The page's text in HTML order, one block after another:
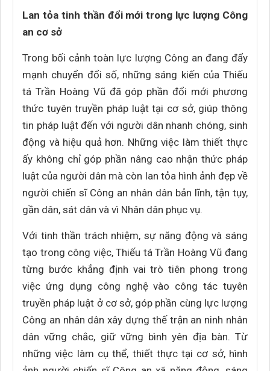
Lan tỏa tinh thần đổi mới trong lực lượng Công
an cơ sở
Trong bối cảnh toàn lực lượng Công an đang đẩy
mạnh chuyển đổi số, những sáng kiến của Thiếu
tá Trần Hoàng Vũ đã góp phần đổi mới phương
thức tuyên truyền pháp luật tại cơ sở, giúp thông
tin pháp luật đến với người dân nhanh chóng, sinh
động và hiệu quả hơn. Những việc làm thiết thực
ấy không chỉ góp phần nâng cao nhận thức pháp
luật của người dân mà còn lan tỏa hình ảnh đẹp về
người chiến sĩ Công an nhân dân bản lĩnh, tận tụy,
gần dân, sát dân và vì Nhân dân phục vụ.
Với tinh thần trách nhiệm, sự năng động và sáng
tạo trong công việc, Thiếu tá Trần Hoàng Vũ đang
từng bước khẳng định vai trò tiên phong trong
việc ứng dụng công nghệ vào công tác tuyên
truyền pháp luật ở cơ sở, góp phần cùng lực lượng
Công an nhân dân xây dựng thế trận an ninh nhân
dân vững chắc, giữ vững bình yên địa bàn. Từ
những việc làm cụ thể, thiết thực tại cơ sở, hình